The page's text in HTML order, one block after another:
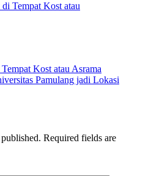
Tempat Kost atau
Kost atau Asrama
Pamulang jadi Lokasi
Required fields are